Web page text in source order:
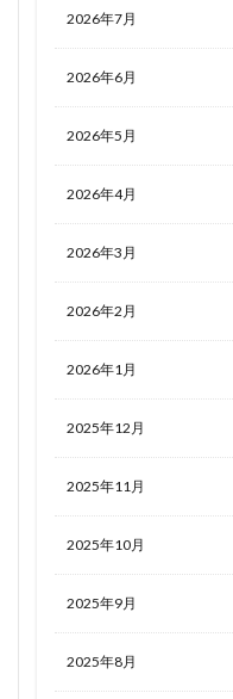
2026年7月
2026年6月
2026年5月
2026年4月
2026年3月
2026年2月
2026年1月
2025年12月
2025年11月
2025年10月
2025年9月
2025年8月